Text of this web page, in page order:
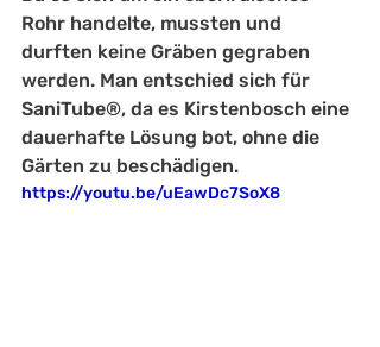
Rohr handelte, mussten und
durften keine Gräben gegraben
werden. Man entschied sich für
SaniTube®, da es Kirstenbosch eine
dauerhafte Lösung bot, ohne die
Gärten zu beschädigen.
https://youtu.be/uEawDc7SoX8